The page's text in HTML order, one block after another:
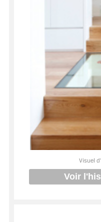
BARRES DE
JOINTS
FIXATION GARDES
SYSTÈMES PIVOTANTS
SYSTÈMES
LE CATALOGUE
(STROMBINOSCOPE)
ACCESSOIRES EN
EXEMPLES,
Visuel